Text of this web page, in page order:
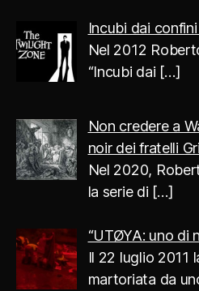
Incubi dai
Nel 2012
“Incubi dai […]
Non credere a
noir dei fratelli
Nel 2020,
la serie di […]
“UTØYA: uno di
Il 22 luglio 2011
martoriata da